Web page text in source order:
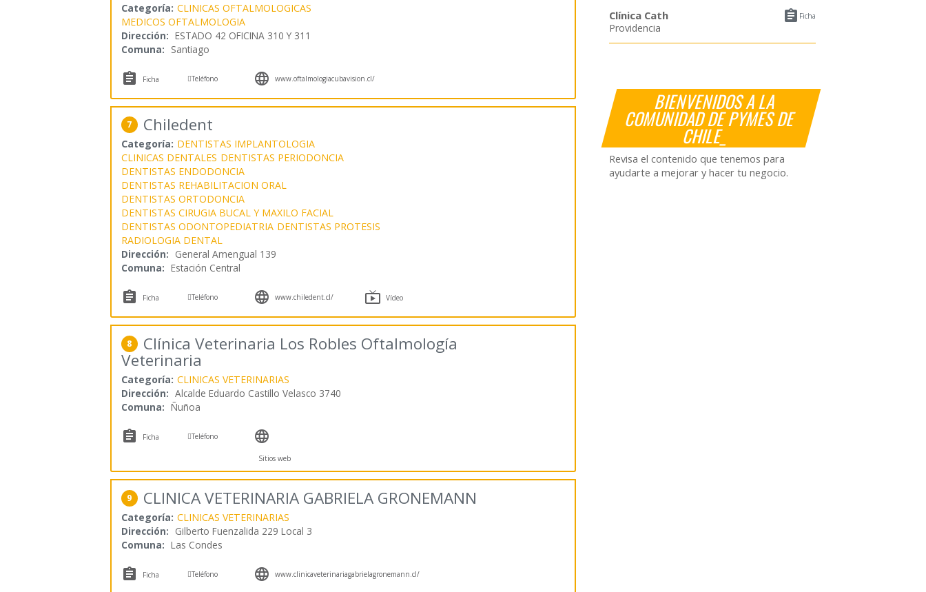
 Ficha
Clínica Cath
Providencia
BIENVENIDOS A LA
COMUNIDAD DE PYMES DE
CHILE_
Revisa el contenido que tenemos para
ayudarte a mejorar y hacer tu negocio.
Categoría: CLINICAS OFTALMOLOGICAS
MEDICOS OFTALMOLOGIA
Dirección: ESTADO 42 OFICINA 310 Y 311
Comuna: Santiago
 Ficha Teléfono  www.oftalmologiacubavision.cl/
7 Chiledent
Categoría: DENTISTAS IMPLANTOLOGIA
CLINICAS DENTALES DENTISTAS PERIODONCIA
DENTISTAS ENDODONCIA
DENTISTAS REHABILITACION ORAL
DENTISTAS ORTODONCIA
DENTISTAS CIRUGIA BUCAL Y MAXILO FACIAL
DENTISTAS ODONTOPEDIATRIA DENTISTAS PROTESIS
RADIOLOGIA DENTAL
Dirección: General Amengual 139
Comuna: Estación Central
 Ficha Teléfono  www.chiledent.cl/  Vídeo
8 Clínica Veterinaria Los Robles Oftalmología
Veterinaria
Categoría: CLINICAS VETERINARIAS
Dirección: Alcalde Eduardo Castillo Velasco 3740
Comuna: Ñuñoa
 Ficha Teléfono 
Sitios web
9 CLINICA VETERINARIA GABRIELA GRONEMANN
Categoría: CLINICAS VETERINARIAS
Dirección: Gilberto Fuenzalida 229 Local 3
Comuna: Las Condes
 Ficha Teléfono  www.clinicaveterinariagabrielagronemann.cl/